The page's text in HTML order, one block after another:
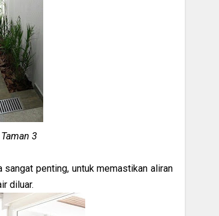
3
penting, untuk memastikan aliran
diluar.